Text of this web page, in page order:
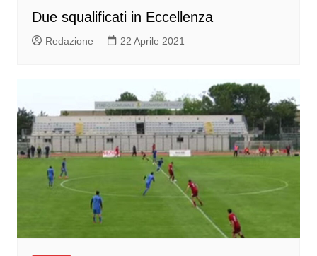
Due squalificati in Eccellenza
Redazione 22 Aprile 2021